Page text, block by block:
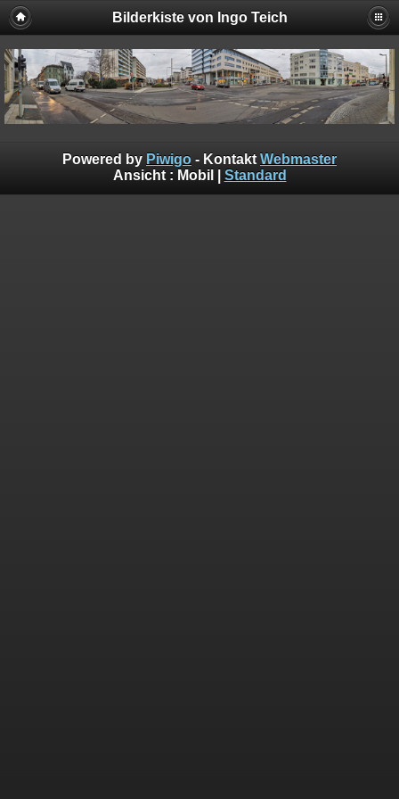
Bilderkiste von Ingo Teich
Powered by Piwigo - Kontakt Webmaster
Ansicht : Mobil Standard